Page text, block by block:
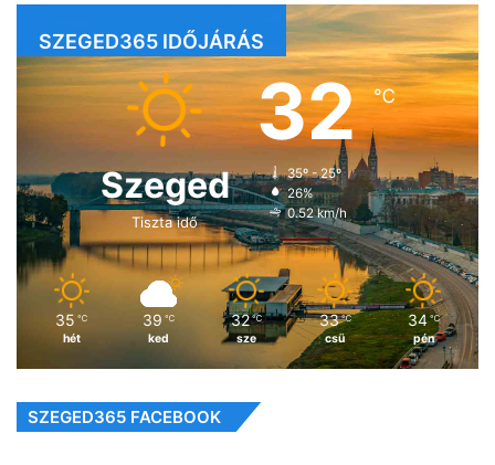
SZEGED365 IDŐJÁRÁS
Szeged
Tiszta idő
32℃
35º - 25º
26%
0.52 km/h
35 ℃
hét
39 ℃
ked
32 ℃
sze
33 ℃
csü
34 ℃
pén
SZEGED365 FACEBOOK